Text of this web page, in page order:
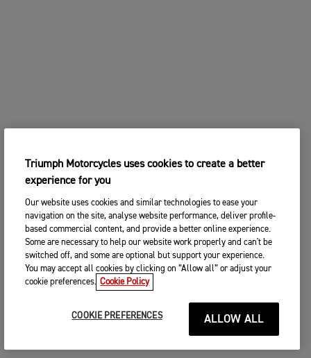
Triumph Motorcycles uses cookies to create a better
experience for you
Our website uses cookies and similar technologies to ease your
navigation on the site, analyse website performance, deliver profile-
based commercial content, and provide a better online experience.
Some are necessary to help our website work properly and can't be
switched off, and some are optional but support your experience.
You may accept all cookies by clicking on “Allow all” or adjust your
cookie preferences. Cookie Policy
COOKIE PREFERENCES ALLOW ALL